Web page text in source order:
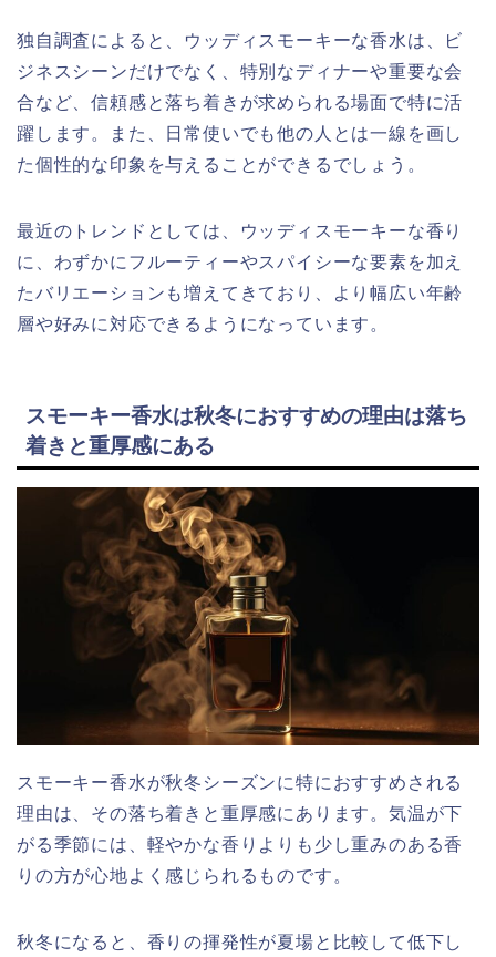
独自調査によると、ウッディスモーキーな香水は、ビ
ジネスシーンだけでなく、特別なディナーや重要な会
合など、信頼感と落ち着きが求められる場面で特に活
躍します。また、日常使いでも他の人とは一線を画し
た個性的な印象を与えることができるでしょう。
最近のトレンドとしては、ウッディスモーキーな香り
に、わずかにフルーティーやスパイシーな要素を加え
たバリエーションも増えてきており、より幅広い年齢
層や好みに対応できるようになっています。
スモーキー香水は秋冬におすすめの理由は落ち
着きと重厚感にある
スモーキー香水が秋冬シーズンに特におすすめされる
理由は、その落ち着きと重厚感にあります。気温が下
がる季節には、軽やかな香りよりも少し重みのある香
りの方が心地よく感じられるものです。
秋冬になると、香りの揮発性が夏場と比較して低下し